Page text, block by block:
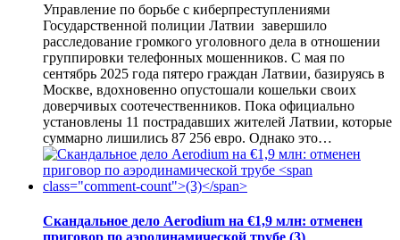
Управление по борьбе с киберпреступлениями
Государственной полиции Латвии завершило
расследование громкого уголовного дела в отношении
группировки телефонных мошенников. С мая по
сентябрь 2025 года пятеро граждан Латвии, базируясь в
Москве, вдохновенно опустошали кошельки своих
доверчивых соотечественников. Пока официально
установлены 11 пострадавших жителей Латвии, которые
суммарно лишились 87 256 евро. Однако это…
Скандальное дело Aerodium на €1,9 млн: отменен
приговор по аэродинамической трубе (3)